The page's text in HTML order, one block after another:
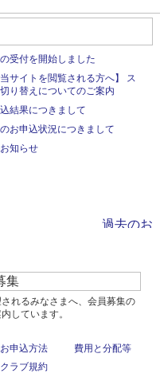
受付を開始しました
当サイトを閲覧される方へ】 ス
り替えについてのご案内
結果につきまして
お申込状況につきまして
知らせ
れるみなさまへ、会員募集の
しています。
お申込方法
費用と分配等
クラブ規約